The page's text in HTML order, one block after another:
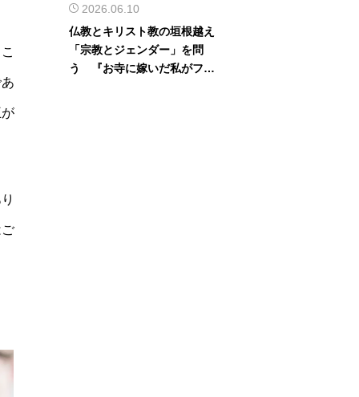
2026.06.10
仏教とキリスト教の垣根越え
「宗教とジェンダー」を問
う 『お寺に嫁いだ私がフェ